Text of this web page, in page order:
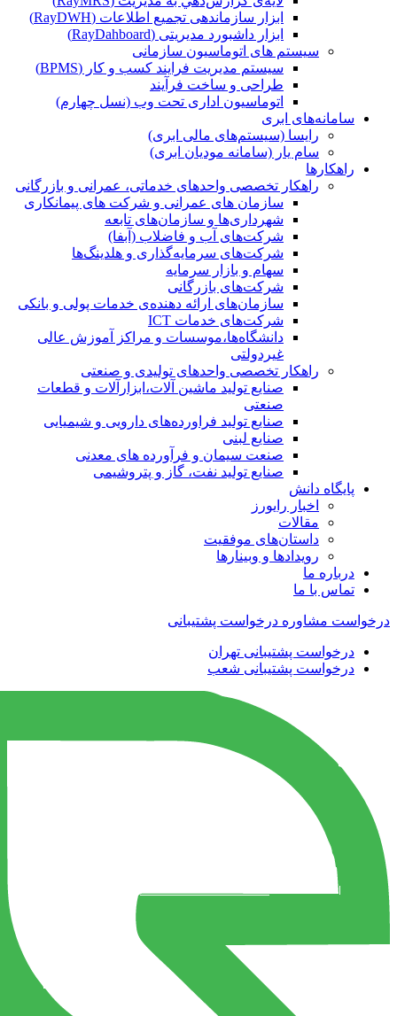
ابزار سازماندهی تجمیع اطلاعات (RayDWH)
ابزار داشبورد مدیریتی (RayDahboard)
سیستم های اتوماسیون سازمانی
سیستم مدیریت فرایند کسب و کار (BPMS)
طراحی و ساخت فرآیند
اتوماسیون اداری تحت وب (نسل چهارم)
سامانه‌های ابری
رایسا (سیستم‌های مالی ابری)
سام یار (سامانه مودیان ابری)
راهکارها
راهکار تخصصی واحدهای خدماتی، عمرانی و بازرگانی
سازمان های عمرانی و شرکت های پیمانکاری
شهرداری‌ها و سازمان‌های تابعه
شرکت‌های آب و فاضلاب (آبفا)
شرکت‌های سرمایه‌گذاری و هلدینگ‌ها
سهام و بازار سرمایه
شرکت‌های بازرگانی
سازمان‌های ارائه دهنده‌ی خدمات پولی و بانکی
شرکت‌های خدمات ICT
دانشگاه‌ها،موسسات و مراکز آموزش عالی
غیردولتی
راهکار تخصصی واحدهای تولیدی و صنعتی
صنایع توليد ماشين آلات،ابزارآلات و قطعات
صنعتی
صنایع تولید فراورده‌های دارویی و شیمیایی
صنایع لبنی
صنعت سیمان و فرآورده های معدنی
صنایع تولید نفت، گاز و پتروشيمی
پایگاه دانش
اخبار رایورز
مقالات
داستان‌های موفقیت
رویدادها و وبینارها
درباره ما
تماس با ما
درخواست مشاوره درخواست پشتیبانی
درخواست پشتیبانی تهران
درخواست پشتیبانی شعب